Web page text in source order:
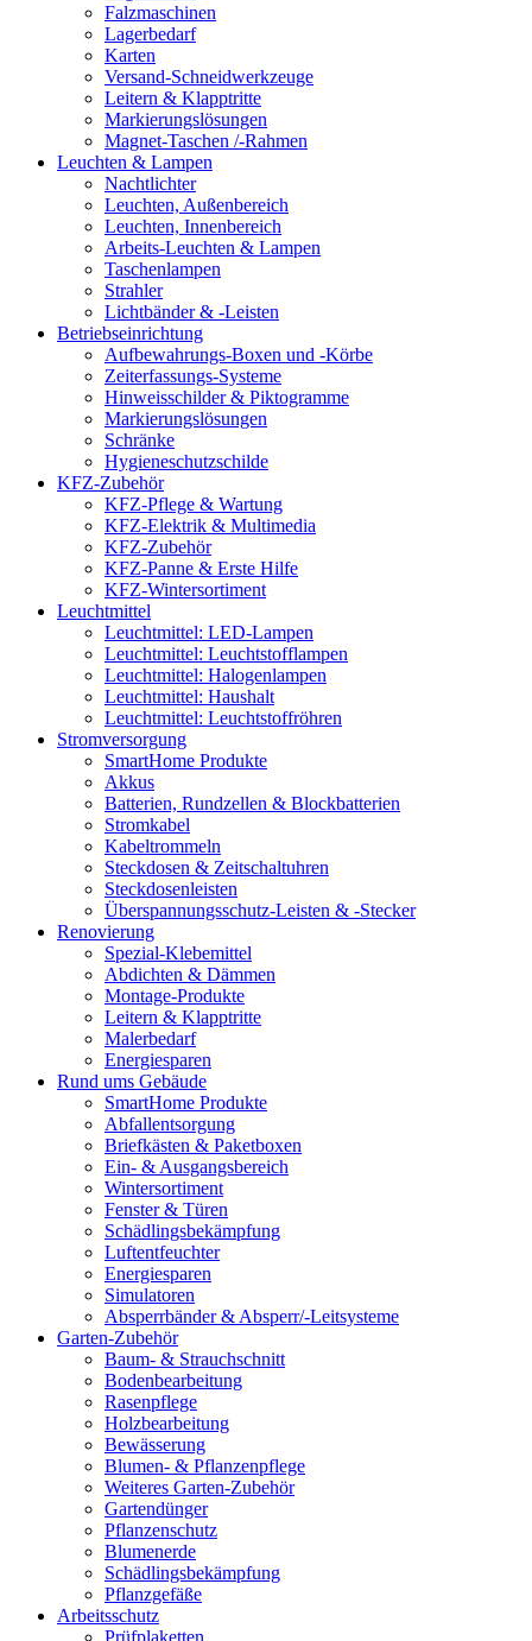
Falzmaschinen
Lagerbedarf
Karten
Versand-Schneidwerkzeuge
Leitern & Klapptritte
Markierungslösungen
Magnet-Taschen /-Rahmen
Leuchten & Lampen
Nachtlichter
Leuchten, Außenbereich
Leuchten, Innenbereich
Arbeits-Leuchten & Lampen
Taschenlampen
Strahler
Lichtbänder & -Leisten
Betriebseinrichtung
Aufbewahrungs-Boxen und -Körbe
Zeiterfassungs-Systeme
Hinweisschilder & Piktogramme
Markierungslösungen
Schränke
Hygieneschutzschilde
KFZ-Zubehör
KFZ-Pflege & Wartung
KFZ-Elektrik & Multimedia
KFZ-Zubehör
KFZ-Panne & Erste Hilfe
KFZ-Wintersortiment
Leuchtmittel
Leuchtmittel: LED-Lampen
Leuchtmittel: Leuchtstofflampen
Leuchtmittel: Halogenlampen
Leuchtmittel: Haushalt
Leuchtmittel: Leuchtstoffröhren
Stromversorgung
SmartHome Produkte
Akkus
Batterien, Rundzellen & Blockbatterien
Stromkabel
Kabeltrommeln
Steckdosen & Zeitschaltuhren
Steckdosenleisten
Überspannungsschutz-Leisten & -Stecker
Renovierung
Spezial-Klebemittel
Abdichten & Dämmen
Montage-Produkte
Leitern & Klapptritte
Malerbedarf
Energiesparen
Rund ums Gebäude
SmartHome Produkte
Abfallentsorgung
Briefkästen & Paketboxen
Ein- & Ausgangsbereich
Wintersortiment
Fenster & Türen
Schädlingsbekämpfung
Luftentfeuchter
Energiesparen
Simulatoren
Absperrbänder & Absperr/-Leitsysteme
Garten-Zubehör
Baum- & Strauchschnitt
Bodenbearbeitung
Rasenpflege
Holzbearbeitung
Bewässerung
Blumen- & Pflanzenpflege
Weiteres Garten-Zubehör
Gartendünger
Pflanzenschutz
Blumenerde
Schädlingsbekämpfung
Pflanzgefäße
Arbeitsschutz
Prüfplaketten